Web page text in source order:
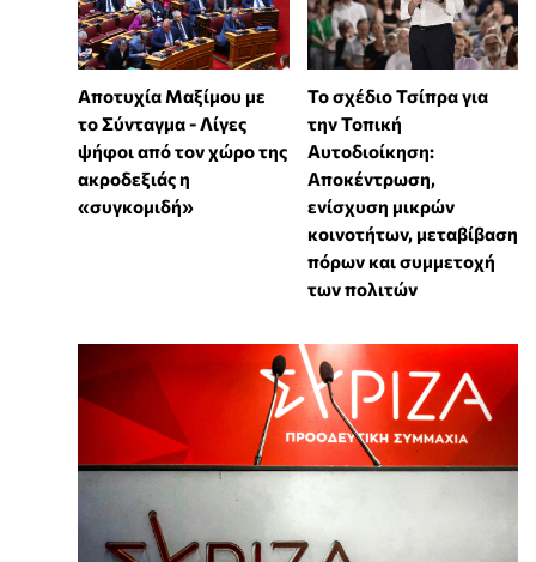
Αποτυχία Μαξίμου με
το Σύνταγμα - Λίγες
ψήφοι από τον χώρο της
ακροδεξιάς η
«συγκομιδή»
Το σχέδιο Τσίπρα για
την Τοπική
Αυτοδιοίκηση:
Αποκέντρωση,
ενίσχυση μικρών
κοινοτήτων, μεταβίβαση
πόρων και συμμετοχή
των πολιτών